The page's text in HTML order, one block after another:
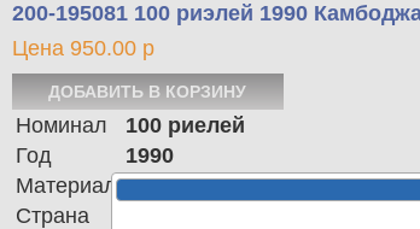
200-195081 100 риэлей 1990
Цена 950.00 р
Номинал
100 риелей
Год
1990
Материал
Страна